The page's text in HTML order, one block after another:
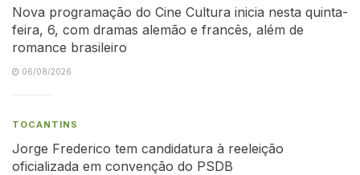
Nova programação do Cine Cultura inicia nesta quinta-
feira, 6, com dramas alemão e francês, além de
romance brasileiro
06/08/2026
TOCANTINS
Jorge Frederico tem candidatura à reeleição
oficializada em convenção do PSDB